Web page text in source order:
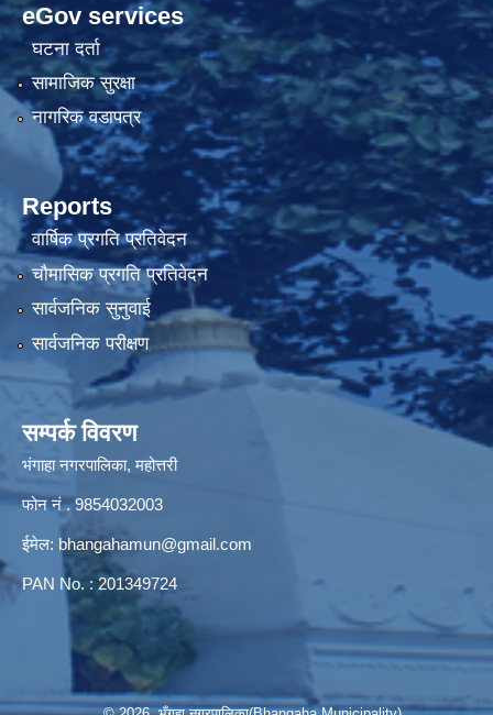
eGov services
घटना दर्ता
सामाजिक सुरक्षा
नागरिक वडापत्र
Reports
वार्षिक प्रगति प्रतिवेदन
चौमासिक प्रगति प्रतिवेदन
सार्वजनिक सुनुवाई
सार्वजनिक परीक्षण
सम्पर्क विवरण
भंगाहा नगरपालिका, महोत्तरी
फोन नं . 9854032003
ईमेल: bhangahamun@gmail.com
PAN No. : 201349724